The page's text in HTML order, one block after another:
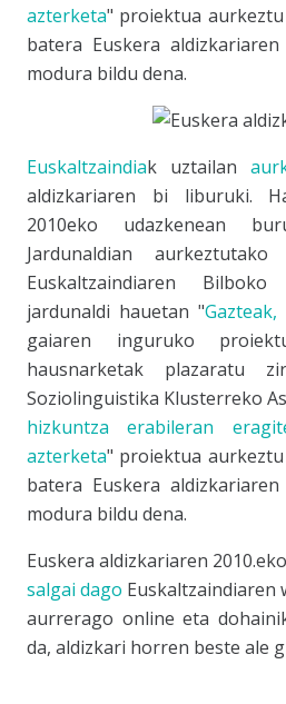
azterketa" proiektua
batera Euskera
modura bildu dena.
Euskaltzaindiak uztailan
aldizkariaren bi liburuki.
2010eko udazkenean
Jardunaldian
Euskaltzaindiaren Bilboko
jardunaldi hauetan "
gaiaren inguruko
hausnarketak plazaratu
Soziolinguistika Klusterreko
hizkuntza erabileran
azterketa" proiektua
batera Euskera
modura bildu dena.
Euskera aldizkariaren
salgai dago Euskaltzaindiaren
aurrerago online eta
da, aldizkari horren beste ale